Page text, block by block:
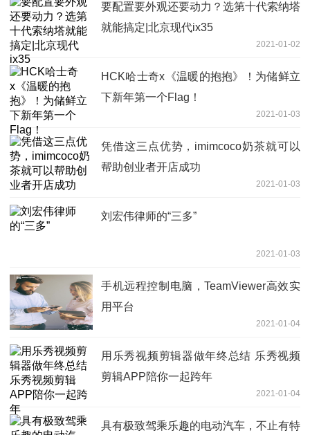
要配置要外观还要动力？选第十代索纳塔
就能搞定|北京现代ix35
2021-01-02
HCK哈士奇x《温暖的抱抱》！为储鲜立
下新年第一个Flag！
2021-01-03
凭借这三点优势，imimcoco奶茶就可以
帮助创业者开店成功
2021-01-03
刘宏伟律师的“三多”
2021-01-03
手机远程控制电脑，TeamViewer高效实
用平台
2021-01-04
用乐秀视频剪辑器做年终总结 乐秀视频
剪辑APP陪你一起跨年
2021-01-04
具有极致驾乘乐趣的电动汽车，不止有特